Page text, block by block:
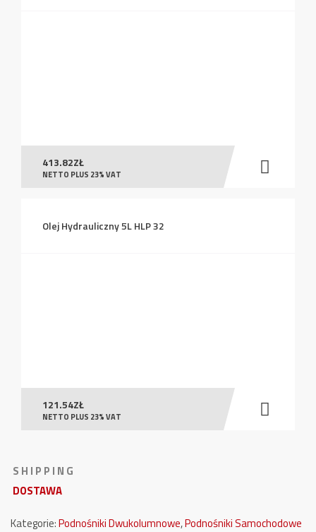
413.82ZŁ
NETTO PLUS 23% VAT
Olej Hydrauliczny 5L HLP 32
121.54ZŁ
NETTO PLUS 23% VAT
S H I P P I N G
DOSTAWA
Kategorie:Podnośniki Dwukolumnowe,Podnośniki Samochodowe